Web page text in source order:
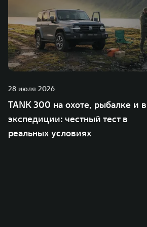
28 июля 2026
TANK 300 на охоте, рыбалке и в
экспедиции: честный тест в
реальных условиях